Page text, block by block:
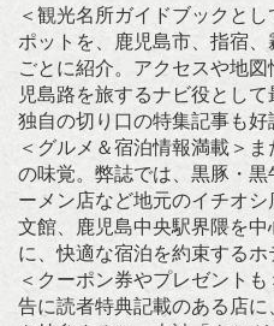
＜観光名所ガイドブックと
ポットを、鹿児島市、指宿
ごとに紹介。アクセスや地
児島路を旅するナビ役とし
独自の切り口の特集記事も好
＜グルメ＆宿泊情報満載＞
の味覚。弊誌では、黒豚・
ーメン店など地元のイチオ
文館、鹿児島中央駅界隈を
に、快適な宿泊を約束するホ
＜クーポン券やプレゼント
告に読者特典記載のある店